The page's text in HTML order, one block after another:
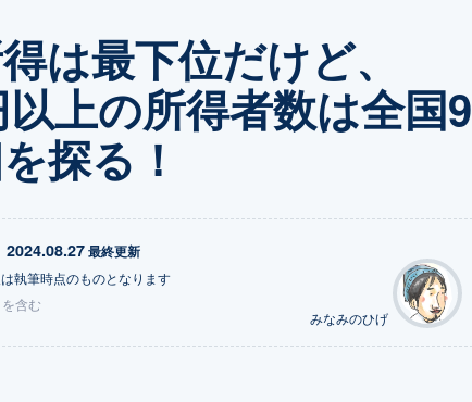
は最下位だけど、
上の所得者数は全国9
探る！
2024.08.27 最終更新
執筆時点のものとなります
含む
みなみのひげ